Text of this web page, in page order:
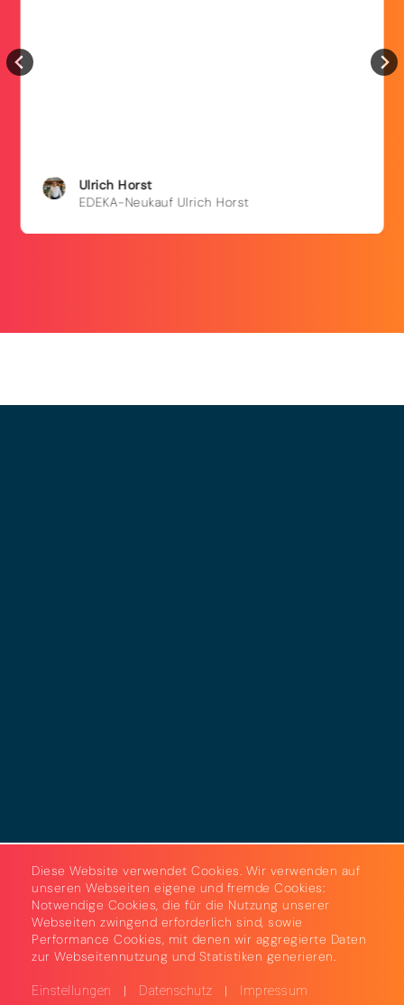
Ulrich Horst
EDEKA-Neukauf Ulrich Horst
Diese Website verwendet Cookies. Wir verwenden auf
unseren Webseiten eigene und fremde Cookies:
Notwendige Cookies, die für die Nutzung unserer
Webseiten zwingend erforderlich sind, sowie
Performance Cookies, mit denen wir aggregierte Daten
zur Webseitennutzung und Statistiken generieren.
Einstellungen | Datenschutz | Impressum